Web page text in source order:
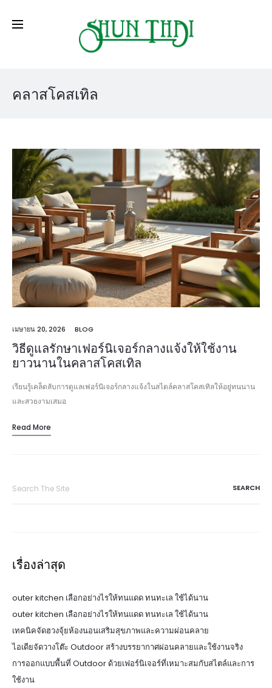
คลาสโคสเทิล
เมษายน 20, 2026 BLOG
วิธีดูแลรักษาเฟอร์นิเจอร์กลางแจ้งให้ใช้งาน
ยาวนานในคลาสโคสเทิล
เรียนรู้เคล็ดลับการดูแลเฟอร์นิเจอร์กลางแจ้งในสไตล์คลาสโคสเทิลให้อยู่ทนนาน
และสวยงามเสมอ
Read More
เรื่องล่าสุด
outer kitchen เลือกอย่างไรให้ทนแดด ทนทะเล ใช้ได้นาน
outer kitchen เลือกอย่างไรให้ทนแดด ทนทะเล ใช้ได้นาน
เทคนิคจัดฮวงจุ้ยห้องนอนเสริมสุขภาพและความผ่อนคลาย
ไอเดียจัดวางโต๊ะ Outdoor สร้างบรรยากาศผ่อนคลายและใช้งานจริง
การออกแบบพื้นที่ Outdoor ด้วยเฟอร์นิเจอร์ที่เหมาะสมกับสไตล์และการ
ใช้งาน